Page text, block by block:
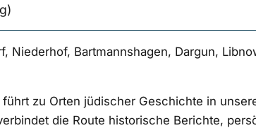
Niederhof, Bartmannshagen, Dargun,
zu Orten jüdischer Geschichte in
die Route historische Berichte,